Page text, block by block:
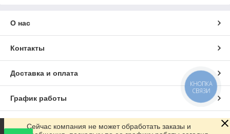
О нас
Контакты
Доставка и оплата
График работы
Полная версия сайта
Сейчас компания не может обработать заказы и
КНОПКА
СВЯЗИ